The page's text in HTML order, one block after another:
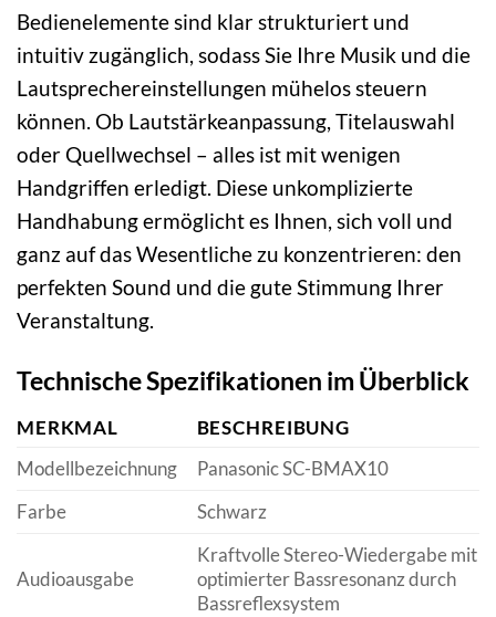
Bedienelemente sind klar strukturiert und
intuitiv zugänglich, sodass Sie Ihre Musik und die
Lautsprechereinstellungen mühelos steuern
können. Ob Lautstärkeanpassung, Titelauswahl
oder Quellwechsel – alles ist mit wenigen
Handgriffen erledigt. Diese unkomplizierte
Handhabung ermöglicht es Ihnen, sich voll und
ganz auf das Wesentliche zu konzentrieren: den
perfekten Sound und die gute Stimmung Ihrer
Veranstaltung.
Technische Spezifikationen im Überblick
MERKMAL
BESCHREIBUNG
Modellbezeichnung
Panasonic SC-BMAX10
Farbe
Schwarz
Audioausgabe
Kraftvolle Stereo-Wiedergabe mit
optimierter Bassresonanz durch
Bassreflexsystem